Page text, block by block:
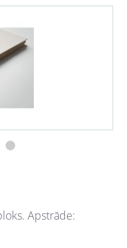
Apstrāde: